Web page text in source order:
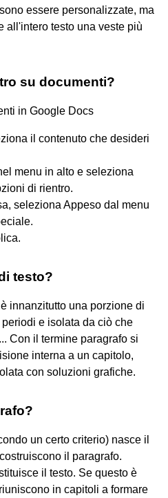
essere personalizzate, ma
all'intero testo una veste più
su documenti?
in Google Docs
il contenuto che desideri
menu in alto e seleziona
di rientro.
seleziona Appeso dal menu
testo?
innanzitutto una porzione di
e isolata da ciò che
Con il termine paragrafo si
interna a un capitolo,
con soluzioni grafiche.
un certo criterio) nasce il
il paragrafo.
il testo. Se questo è
in capitoli a formare